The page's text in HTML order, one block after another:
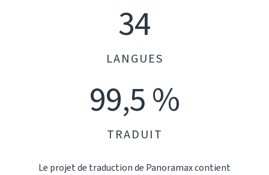
34
LANGUES
99,5 %
TRADUIT
Le projet de traduction de Panoramax contient